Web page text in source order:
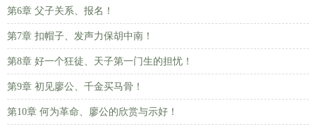
第6章 父子关系、报名！
第7章 扣帽子、发声力保胡中南！
第8章 好一个狂徒、天子第一门生的担忧！
第9章 初见廖公、千金买马骨！
第10章 何为革命、廖公的欣赏与示好！